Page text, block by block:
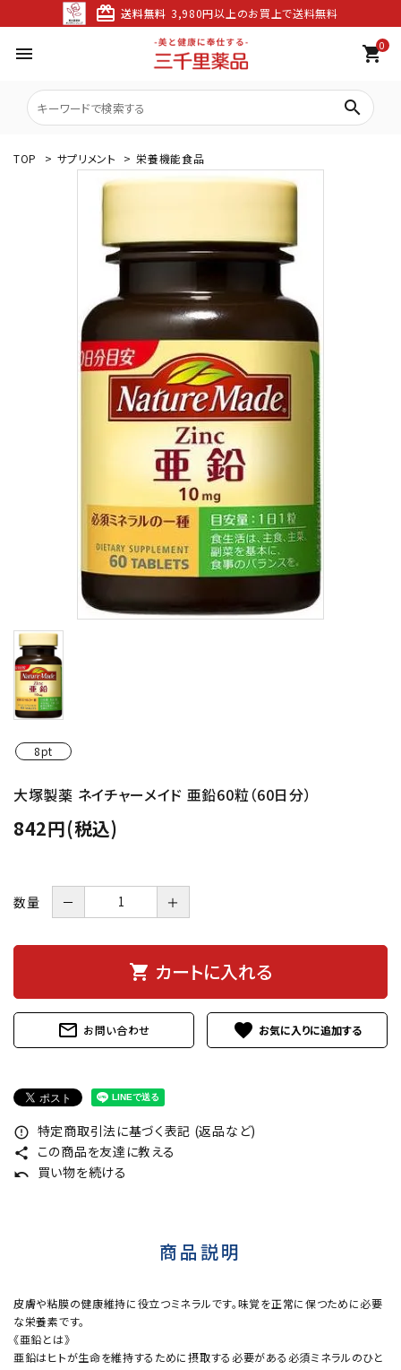
card_giftcard 送料無料 3,980円以上のお買上で送料無料
menu 0
shopping_cart
search
TOP > サプリメント > 栄養機能食品
8pt
大塚製薬 ネイチャーメイド 亜鉛60粒（60日分）
842円(税込)
数量 － ＋
shopping_cart カートに入れる
mail_outline お問い合わせ favorite
error_outline 特定商取引法に基づく表記 (返品など)
share この商品を友達に教える
undo 買い物を続ける
商品説明
皮膚や粘膜の健康維持に役立つミネラルです。味覚を正常に保つために必要
な栄養素です。
《亜鉛とは》
亜鉛はヒトが生命を維持するために摂取する必要がある必須ミネラルのひと